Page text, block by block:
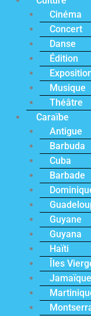
Cinéma
Concert
Danse
Édition
Musique
Théâtre
Caraïbe
Antigue
Barbuda
Cuba
Barbade
Guyane
Guyana
Haïti
Îles
Jamaïque